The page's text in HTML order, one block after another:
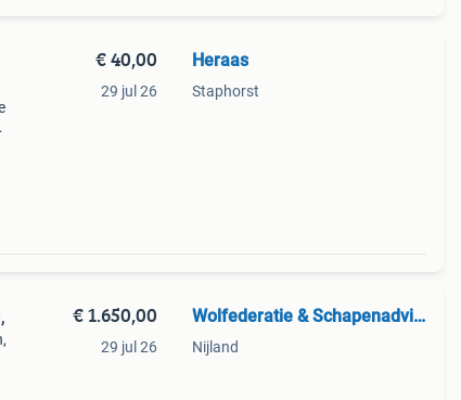
€ 40,00
29 jul 26
Heraas
Staphorst
€ 1.650,00
29 jul 26
Wolfederatie & Schapenadvies
Nijland